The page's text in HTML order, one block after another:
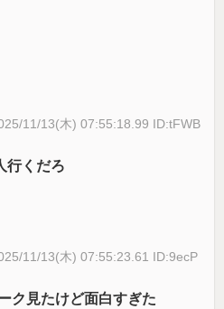
11/13(木) 07:55:18.99 ID:tFWB
行くだろ
11/13(木) 07:55:23.61 ID:9ecP
ク見たけど面白すぎた